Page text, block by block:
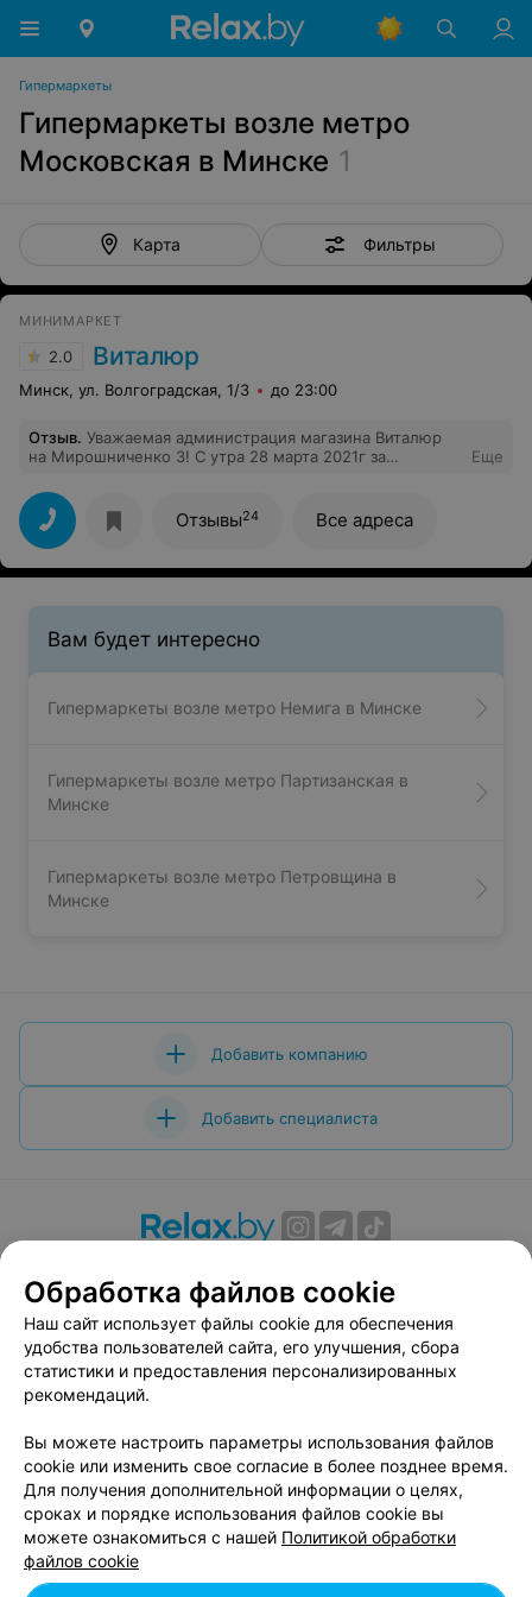
Гипермаркеты
Гипермаркеты возле метро
Московская в Минске 1
Карта Фильтры
МИНИМАРКЕТ
2.0 Виталюр
Минск, ул. Волгоградская, 1/3 до 23:00
Отзыв. Уважаемая администрация магазина Виталюр
на Мирошниченко 3! С утра 28 марта 2021г за
производят сильный шум ревущего мотора, шум не
замолкает. Когда это прекратится?
Еще
Отзывы24 Все адреса
Вам будет интересно
Гипермаркеты возле метро Немига в Минске
Гипермаркеты возле метро Партизанская в
Минске
Гипермаркеты возле метро Петровщина в
Минске
Добавить компанию
Добавить специалиста
Вакансии
Публичный договор
Способы оплаты
Публичный договор по использованию сервиса
«Афиша»
Пользовательское соглашение
Связаться по вопросам сотрудничества
Написать руководителю relax.by
Персональные настройки cookie
Обработка персональных данных
Обработка файлов cookie
Наш сайт использует файлы cookie для обеспечения
удобства пользователей сайта, его улучшения, сбора
статистики и предоставления персонализированных
рекомендаций.
Вы можете настроить параметры использования файлов
cookie или изменить свое согласие в более позднее время.
Для получения дополнительной информации о целях,
сроках и порядке использования файлов cookie вы
можете ознакомиться с нашей Политикой обработки
файлов cookie